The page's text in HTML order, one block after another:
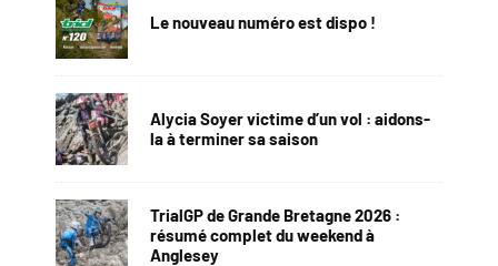
Le nouveau numéro est dispo !
Alycia Soyer victime d’un vol : aidons-
la à terminer sa saison
TrialGP de Grande Bretagne 2026 :
résumé complet du weekend à
Anglesey